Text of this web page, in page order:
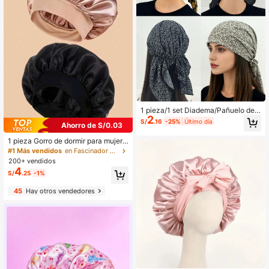
Ahorro de S/0.03
1 pieza Gorro de dormir para mujer,
gorro de dormir con banda elástica
suave, gorro para cabello rizado, go
rro de cuidado del cabello diario su
ave y transpirable
#1 Más vendidos
en Fascinador Sombreros De Mujer
200+ vendidos
S/4.25 -1%
45Hay otros vendedores
1 pieza/1 set Diadema/Pañuelo de e
stilo bohemio con estampado floral
multicolor de poliéster, elástico, ade
S/2.16 -25% Último día